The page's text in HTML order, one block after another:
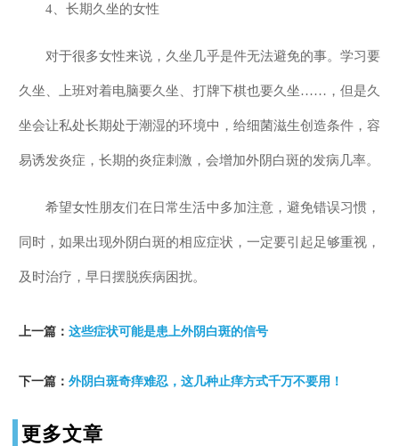
4、长期久坐的女性
对于很多女性来说，久坐几乎是件无法避免的事。学习要
久坐、上班对着电脑要久坐、打牌下棋也要久坐……，但是久
坐会让私处长期处于潮湿的环境中，给细菌滋生创造条件，容
易诱发炎症，长期的炎症刺激，会增加外阴白斑的发病几率。
希望女性朋友们在日常生活中多加注意，避免错误习惯，
同时，如果出现外阴白斑的相应症状，一定要引起足够重视，
及时治疗，早日摆脱疾病困扰。
上一篇： 这些症状可能是患上外阴白斑的信号
下一篇： 外阴白斑奇痒难忍，这几种止痒方式千万不要用！
更多文章